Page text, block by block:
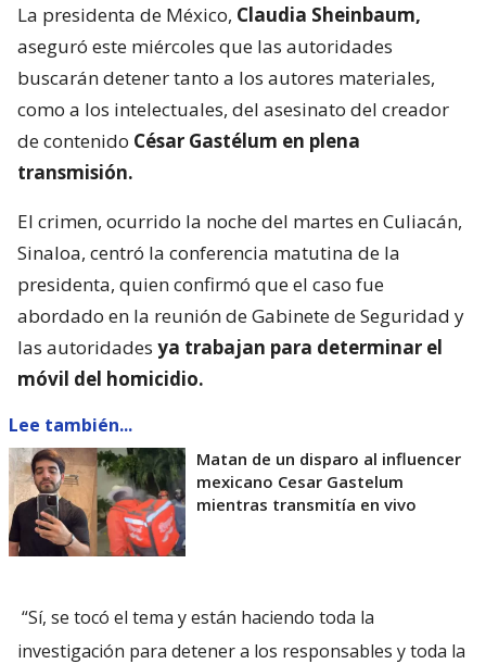
La presidenta de México, Claudia Sheinbaum,
aseguró este miércoles que las autoridades
buscarán detener tanto a los autores materiales,
como a los intelectuales, del asesinato del creador
de contenido César Gastélum en plena
transmisión.
El crimen, ocurrido la noche del martes en Culiacán,
Sinaloa, centró la conferencia matutina de la
presidenta, quien confirmó que el caso fue
abordado en la reunión de Gabinete de Seguridad y
las autoridades ya trabajan para determinar el
móvil del homicidio.
Lee también...
Matan de un disparo al influencer
mexicano Cesar Gastelum
mientras transmitía en vivo
“Sí, se tocó el tema y están haciendo toda la
investigación para detener a los responsables y toda la